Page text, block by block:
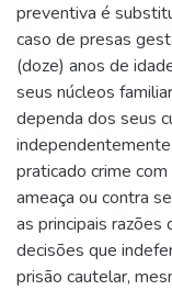
preventiva é
caso de presas
(doze) anos de
seus núcleos
dependa dos seus
praticado crime
ameaça ou contra
as principais razões
decisões que
prisão cautelar,